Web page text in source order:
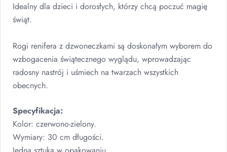
Idealny dla dzieci i dorosłych, którzy chcą poczuć magię
świąt.
Rogi renifera z dzwoneczkami są doskonałym wyborem do
wzbogacenia świątecznego wyglądu, wprowadzając
radosny nastrój i uśmiech na twarzach wszystkich
obecnych.
Specyfikacja:
Kolor: czerwono-zielony.
Wymiary: 30 cm długości.